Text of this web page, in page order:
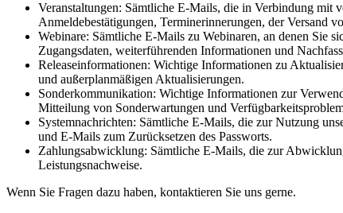
Veranstaltungen: Sämtliche E-Mails, die in Verbindung mit
Anmeldebestätigungen, Terminerinnerungen, der Versand
Webinare: Sämtliche E-Mails zu Webinaren, an denen Sie
Zugangsdaten, weiterführenden Informationen und
Releaseinformationen: Wichtige Informationen zu
und außerplanmäßigen Aktualisierungen.
Sonderkommunikation: Wichtige Informationen zur
Mitteilung von Sonderwartungen und
Systemnachrichten: Sämtliche E-Mails, die zur Nutzung
und E-Mails zum Zurücksetzen des Passworts.
Zahlungsabwicklung: Sämtliche E-Mails, die zur
Leistungsnachweise.
Wenn Sie Fragen dazu haben, kontaktieren Sie uns gerne.